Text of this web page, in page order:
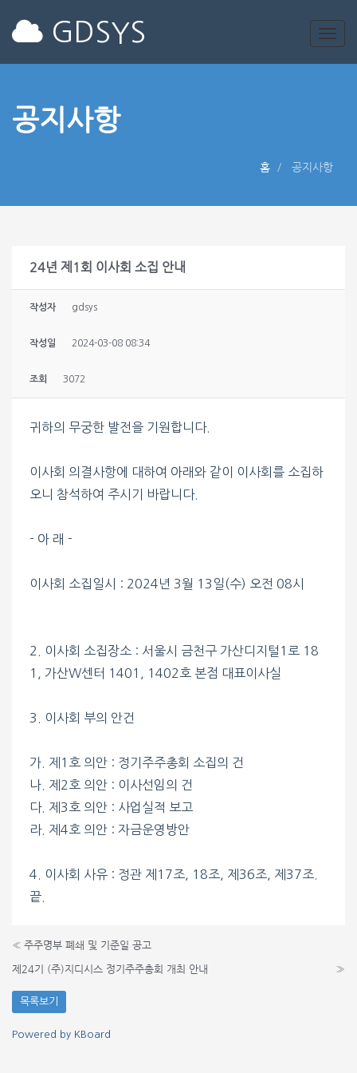
GDSYS
공지사항
홈 공지사항
24년 제1회 이사회 소집 안내
작성자 gdsys
작성일 2024-03-08 08:34
조회 3072
귀하의 무궁한 발전을 기원합니다.
이사회 의결사항에 대하여 아래와 같이 이사회를 소집하
오니 참석하여 주시기 바랍니다.
- 아 래 -
이사회 소집일시 : 2024년 3월 13일(수) 오전 08시
2. 이사회 소집장소 : 서울시 금천구 가산디지털1로 18
1, 가산W센터 1401, 1402호 본점 대표이사실
3. 이사회 부의 안건
가. 제1호 의안 : 정기주주총회 소집의 건
나. 제2호 의안 : 이사선임의 건
다. 제3호 의안 : 사업실적 보고
라. 제4호 의안 : 자금운영방안
4. 이사회 사유 : 정관 제17조, 18조, 제36조, 제37조.
끝.
« 주주명부 폐쇄 및 기준일 공고
제24기 (주)지디시스 정기주주총회 개최 안내
»
목록보기
Powered by KBoard